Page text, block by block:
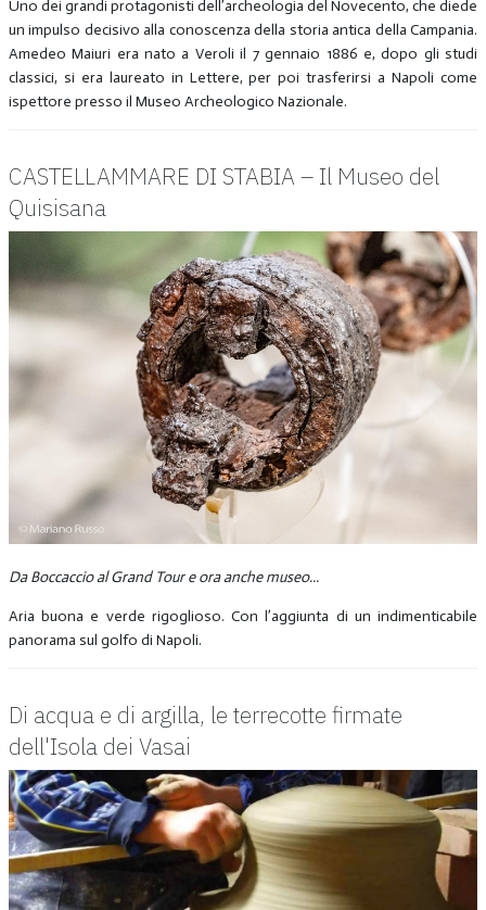
Uno dei grandi protagonisti dell’archeologia del Novecento, che diede
un impulso decisivo alla conoscenza della storia antica della Campania.
Amedeo Maiuri era nato a Veroli il 7 gennaio 1886 e, dopo gli studi
classici, si era laureato in Lettere, per poi trasferirsi a Napoli come
ispettore presso il Museo Archeologico Nazionale.
CASTELLAMMARE DI STABIA – Il Museo del
Quisisana
Da Boccaccio al Grand Tour e ora anche museo...
Aria buona e verde rigoglioso. Con l’aggiunta di un indimenticabile
panorama sul golfo di Napoli.
Di acqua e di argilla, le terrecotte firmate
dell'Isola dei Vasai